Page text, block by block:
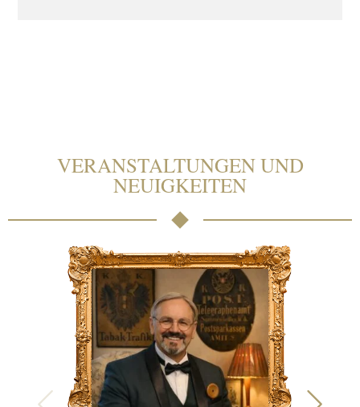
VERANSTALTUNGEN UND
NEUIGKEITEN